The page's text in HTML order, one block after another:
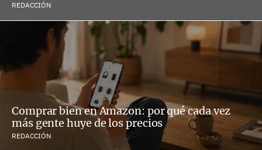
REDACCIÓN
Comprar bien en Amazon: por qué cada vez
más gente huye de los precios
REDACCIÓN